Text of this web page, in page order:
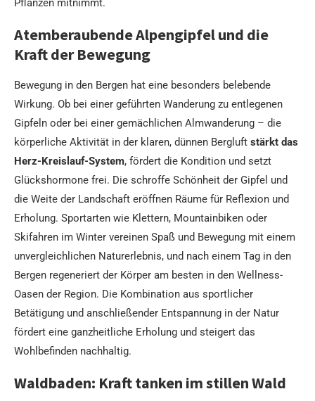
Pflanzen mitnimmt.
Atemberaubende Alpengipfel und die
Kraft der Bewegung
Bewegung in den Bergen hat eine besonders belebende
Wirkung. Ob bei einer geführten Wanderung zu entlegenen
Gipfeln oder bei einer gemächlichen Almwanderung – die
körperliche Aktivität in der klaren, dünnen Bergluft stärkt das
Herz-Kreislauf-System, fördert die Kondition und setzt
Glückshormone frei. Die schroffe Schönheit der Gipfel und
die Weite der Landschaft eröffnen Räume für Reflexion und
Erholung. Sportarten wie Klettern, Mountainbiken oder
Skifahren im Winter vereinen Spaß und Bewegung mit einem
unvergleichlichen Naturerlebnis, und nach einem Tag in den
Bergen regeneriert der Körper am besten in den Wellness-
Oasen der Region. Die Kombination aus sportlicher
Betätigung und anschließender Entspannung in der Natur
fördert eine ganzheitliche Erholung und steigert das
Wohlbefinden nachhaltig.
Waldbaden: Kraft tanken im stillen Wald